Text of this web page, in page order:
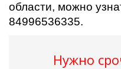
области, можно
84996536335.
Нужно